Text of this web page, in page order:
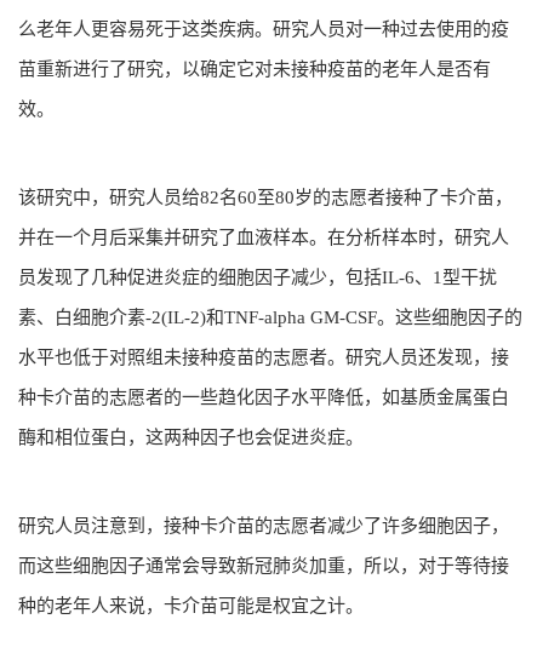
么老年人更容易死于这类疾病。研究人员对一种过去使用的疫
苗重新进行了研究，以确定它对未接种疫苗的老年人是否有
效。
该研究中，研究人员给82名60至80岁的志愿者接种了卡介苗，
并在一个月后采集并研究了血液样本。在分析样本时，研究人
员发现了几种促进炎症的细胞因子减少，包括IL-6、1型干扰
素、白细胞介素-2(IL-2)和TNF-alpha GM-CSF。这些细胞因子的
水平也低于对照组未接种疫苗的志愿者。研究人员还发现，接
种卡介苗的志愿者的一些趋化因子水平降低，如基质金属蛋白
酶和相位蛋白，这两种因子也会促进炎症。
研究人员注意到，接种卡介苗的志愿者减少了许多细胞因子，
而这些细胞因子通常会导致新冠肺炎加重，所以，对于等待接
种的老年人来说，卡介苗可能是权宜之计。